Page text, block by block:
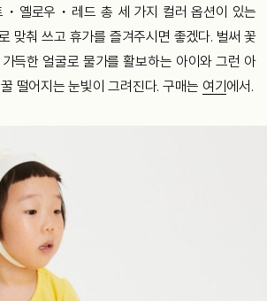
・옐로우・레드 총 세 가지 컬러 옵션이 있는
맞춰 쓰고 휴가를 즐겨주시면 좋겠다. 벌써 꽃
득한 얼굴로 물가를 활보하는 아이와 그런 아
떨어지는 눈빛이 그려진다. 구매는 여기 에서.